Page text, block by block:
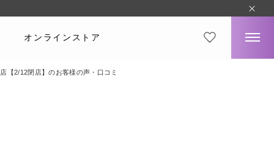
オンラインストア
【2/12閉店】のお客様の声・口コミ